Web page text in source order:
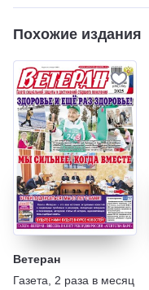
Похожие издания
Ветеран
Газета
2 раза в месяц